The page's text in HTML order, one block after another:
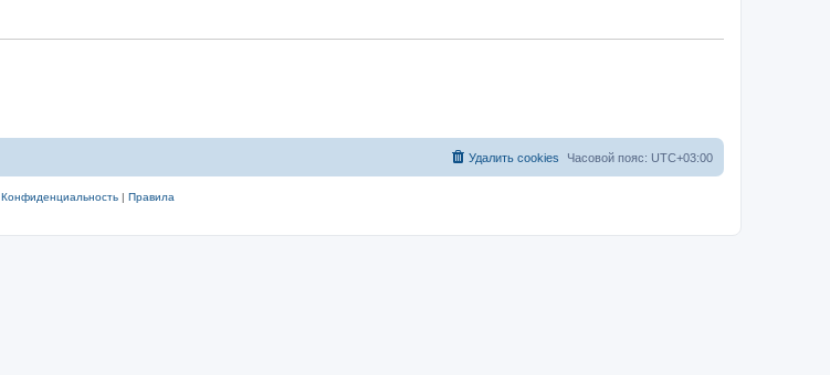
Часовой пояс: UTC+03:00
Удалить cookies
Конфиденциальность| Правила